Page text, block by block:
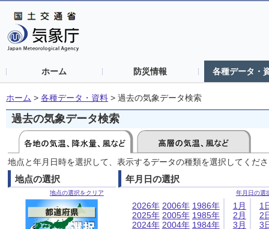
ホーム 防災情報 各種データ・
ホーム > 各種データ・資料 > 過去の気象データ検索
過去の気象データ検索
地点と年月日時を選択して、表示するデータの種類を選択してくだ
地点の選択
地点の選択をクリア
年月日の選択
年月日の選
2026年
2025年
2024年
2006年
2005年
2004年
1986年
1985年
1984年
1月
2月
3月
1
2
3